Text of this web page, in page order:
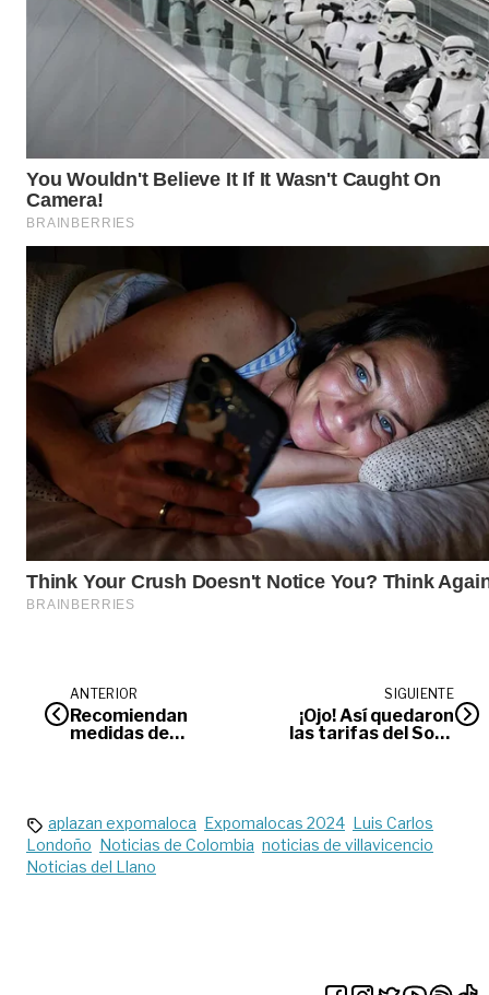
ANTERIOR
Recomiendan
medidas de
SIGUIENTE
¡Ojo! Así quedaron
las tarifas del Soat
aplazan expomaloca Expomalocas 2024 Luis Carlos
Londoño Noticias de Colombia noticias de villavicencio
Noticias del Llano